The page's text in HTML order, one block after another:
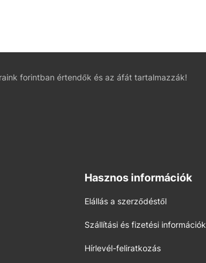
forintban értendők és az áfát tartalmazzák!
Hasznos információk
Elállás a szerződéstől
Szállítási és fizetési információk
Hírlevél-feliratkozás